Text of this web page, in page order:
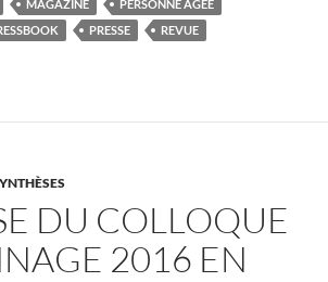
MAGAZINE
PERSONNE ÂGÉE
PRESSE
REVUE
DU COLLOQUE
2016 EN